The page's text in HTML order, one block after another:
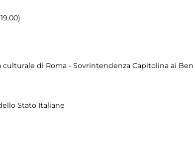
culturale di Roma - Sovrintendenza Capitolina ai
Stato Italiane